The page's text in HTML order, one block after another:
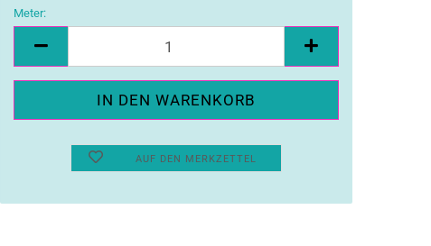
Meter:
Meter
AUF DEN MERKZETTEL